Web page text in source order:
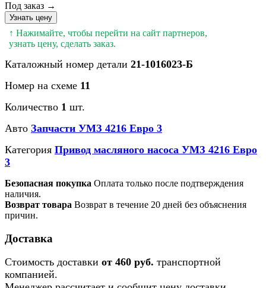
Под заказ →
Узнать цену
↑ Нажимайте, чтобы перейти на сайт партнеров,
узнать цену, сделать заказ.
Каталожный номер детали 21-1016023-Б
Номер на схеме 11
Количество 1 шт.
Авто Запчасти УМЗ 4216 Евро 3
Категория Привод масляного насоса УМЗ 4216 Евро
3
Безопасная покупка Оплата только после подтверждения
наличия.
Возврат товара Возврат в течение 20 дней без объяснения
причин.
Доставка
Стоимость доставки от 460 руб. транспортной
компанией.